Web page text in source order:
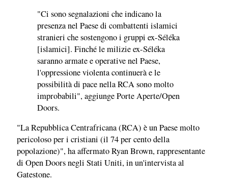
"Ci sono segnalazioni che indicano la
presenza nel Paese di combattenti islamici
stranieri che sostengono i gruppi ex-Séléka
[islamici]. Finché le milizie ex-Séléka
saranno armate e operative nel Paese,
l'oppressione violenta continuerà e le
possibilità di pace nella RCA sono molto
improbabili", aggiunge Porte Aperte/Open
Doors.
"La Repubblica Centrafricana (RCA) è un Paese molto
pericoloso per i cristiani (il 74 per cento della
popolazione)", ha affermato Ryan Brown, rappresentante
di Open Doors negli Stati Uniti, in un'intervista al
Gatestone.